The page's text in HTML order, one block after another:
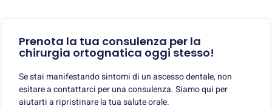
Prenota la tua consulenza per la
chirurgia ortognatica oggi stesso!
Se stai manifestando sintomi di un ascesso dentale, non
esitare a contattarci per una consulenza. Siamo qui per
aiutarti a ripristinare la tua salute orale.